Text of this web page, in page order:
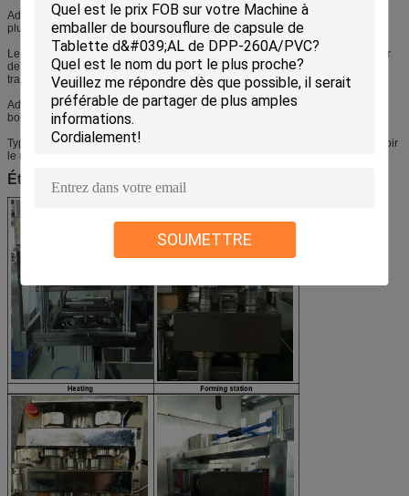
SOUMETTRE
Adoptez le dispositif de cellule photo-électrique, faites la boursouflure couvrir
plus beau.
Le PVC et le transport d'aluminium d'Alu adoptent le contrôle de commutateur
de capteur, transport routier, exactitude de synchronisation, matériel
transportent de façon constante.
Adoptez la structure distincte, facile à entrer dans l'atelier propre ou par la
bonne échelle à entrer dans l'atelier de bâtiment.
Type différent de conducteur selon différents produits. Nous pouvons concevoir
le moule et le conducteur selon l'exigence de client.
Étapes de fonctionnement